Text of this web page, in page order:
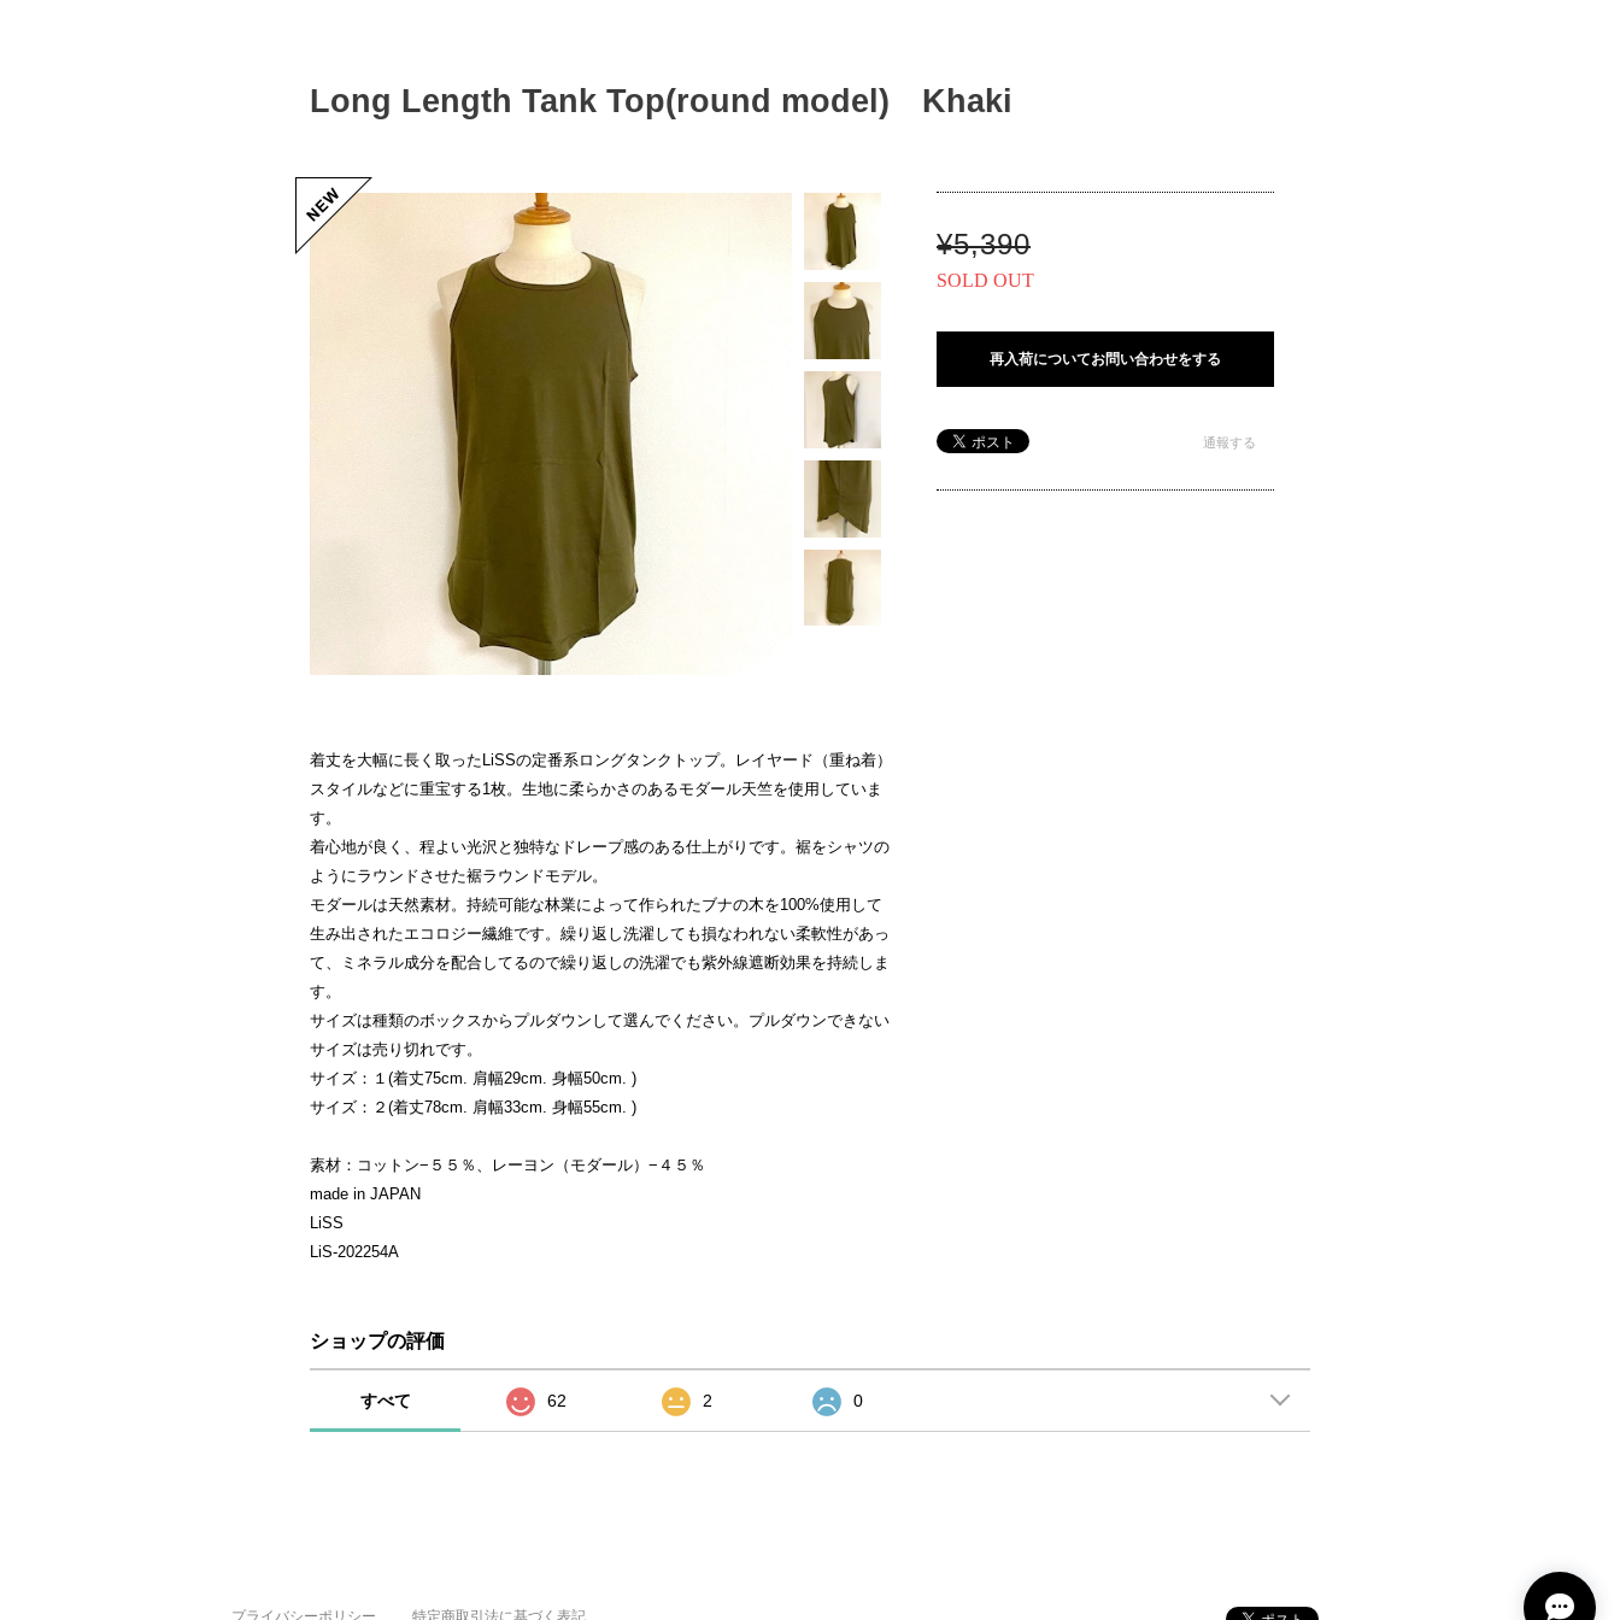
Long Length Tank Top(round model) Khaki
着丈を大幅に長く取ったLiSSの定番系ロングタンクトップ。レイヤード（重ね着）
スタイルなどに重宝する1枚。生地に柔らかさのあるモダール天竺を使用していま
す。
着心地が良く、程よい光沢と独特なドレープ感のある仕上がりです。裾をシャツの
ようにラウンドさせた裾ラウンドモデル。
モダールは天然素材。持続可能な林業によって作られたブナの木を100%使用して
生み出されたエコロジー繊維です。繰り返し洗濯しても損なわれない柔軟性があっ
て、ミネラル成分を配合してるので繰り返しの洗濯でも紫外線遮断効果を持続しま
す。
サイズは種類のボックスからプルダウンして選んでください。プルダウンできない
サイズは売り切れです。
サイズ：１(着丈75cm. 肩幅29cm. 身幅50cm. )
サイズ：２(着丈78cm. 肩幅33cm. 身幅55cm. )
素材：コットン−５５％、レーヨン（モダール）−４５％
made in JAPAN
LiSS
LiS-202254A
¥5,390
SOLD OUT
再入荷についてお問い合わせをする
通報する
ショップの評価
すべて 62 2 0
プライバシーポリシー 特定商取引法に基づく表記